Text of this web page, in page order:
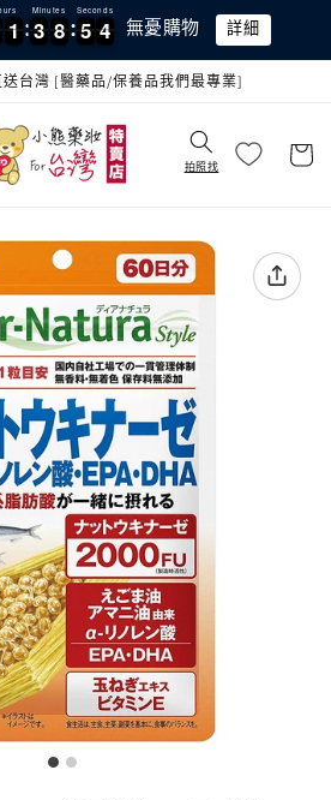
1
1
1
1 3
3
3
3 8
8
8
8
Minutes
5
5
5
5 3
4
Seconds
無憂購物 詳細
台灣 [醫藥品/保養品我們最專業]
拍照找
物